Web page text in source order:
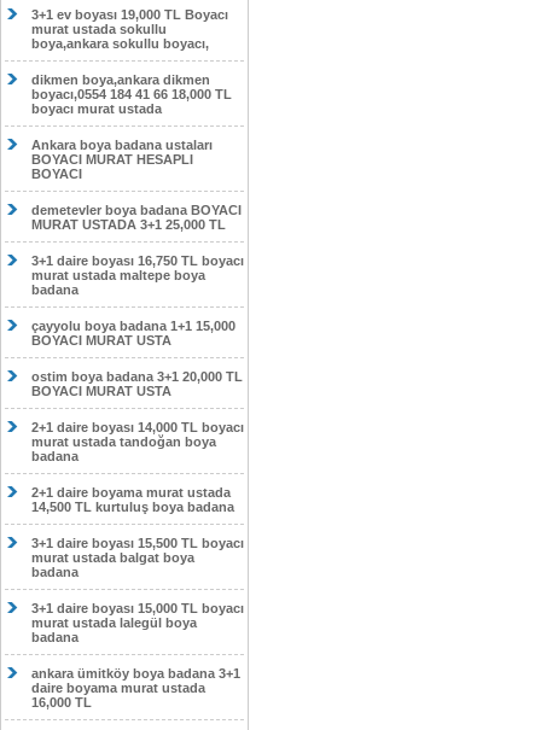
3+1 ev boyası 19,000 TL Boyacı
murat ustada sokullu
boya,ankara sokullu boyacı,
dikmen boya,ankara dikmen
boyacı,0554 184 41 66 18,000 TL
boyacı murat ustada
Ankara boya badana ustaları
BOYACI MURAT HESAPLI
BOYACI
demetevler boya badana BOYACI
MURAT USTADA 3+1 25,000 TL
3+1 daire boyası 16,750 TL boyacı
murat ustada maltepe boya
badana
çayyolu boya badana 1+1 15,000
BOYACI MURAT USTA
ostim boya badana 3+1 20,000 TL
BOYACI MURAT USTA
2+1 daire boyası 14,000 TL boyacı
murat ustada tandoğan boya
badana
2+1 daire boyama murat ustada
14,500 TL kurtuluş boya badana
3+1 daire boyası 15,500 TL boyacı
murat ustada balgat boya
badana
3+1 daire boyası 15,000 TL boyacı
murat ustada lalegül boya
badana
ankara ümitköy boya badana 3+1
daire boyama murat ustada
16,000 TL